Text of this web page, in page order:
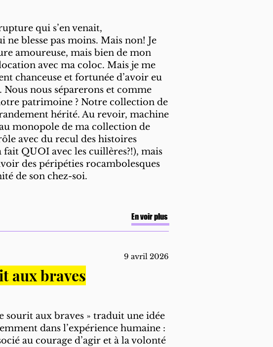
qui s’en venait,
blesse pas moins. Mais non! Je
amoureuse, mais bien de mon
avec ma coloc. Mais je me
chanceuse et fortunée d’avoir eu
nous séparerons et comme
patrimoine ? Notre collection de
hérité. Au revoir, machine
monopole de ma collection de
avec du recul des histoires
fait QUOI avec les cuillères?!), mais
des péripéties rocambolesques
de son chez-soi.
En voir plus
9 avril 2026
aux braves
sourit aux braves » traduit une idée
dans l’expérience humaine :
au courage d’agir et à la volonté